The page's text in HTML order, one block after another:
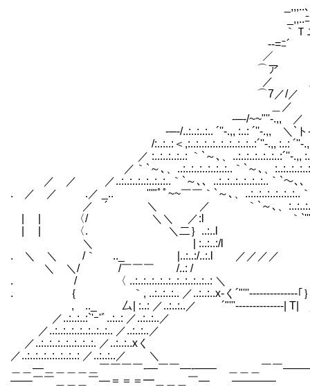
_,,,..､ ´
_,,..ﾆ
｀Ｔニニ
‐-=ﾆ´ /
／ /ﾆ ト
⌒ア /⌒∨ ノ
／ 八 ﾞ, ＿＿＿ ＼ ￣￣￣
⌒7／/／ ＼ ｝ |┌┬┬|￣
＿／ /| │|￣￣│ ´__)
-─-/~~"''-.,, ／ ＼. |二二ﾌ＿＿＿＿＿＿
-─-/..:..:..:.. ´''-.,, :..: ´''-.,, ＼`ト-
/:..:..:＜,:..:..:..:..:..:..:..:..:´''-.,, :..: ´''-
／ :..:..:..:..: ｀`～､、..:..:..:..:..:..:´''-.,,
／｀`～､、..:..:..:..:..:..:..｀`～､、:..:..:..:..:´''-.,,
／ ／ ／..:..:..:..:..:..:..｀`～､、..:..:..:..:..:..:..｀`～､、
. ／ ／ .／ _.. '''"ﾟﾟ~~￣￣｀`～､、
／ ´ ＼ ／ ｀`～､、
| | 〈/ ＼＼ ／:l ｀
| | 〈. ＼二｝
＼ | :..:..:/l
. ＼ ＼ /｀ .._ |..:..:/..:.l ／
＼ ＼/ /￣￣￣ /..:
. / 〈 ..:..:..:..:..:..:..:..:..:..: ＼ ｘ
. ｛ ｀, ..:..:..:.. ／..:..:..x-く´"'''‐-------------｢
,ゝ.._ 厶| :..: ／..:..:..／ ´"'''‐-------------|
／..:..:..:`'ｰ'ﾞ..:..: ／..:..:..／ | │|
／..:..:..:..:..:..:..:.. ／..:..:..／
／..:..:..:..:..:..:..:. ／..:..:..x
／..:..:..:..:..:..:..: ／..:..:..／
＿＿―＿＿＿＿＿￣￣￣￣‐―￣￣―‐―― ＿＿＿￣
――￣￣＿＿＿￣―＝＝＝━＿＿＿￣― ―――― ＝